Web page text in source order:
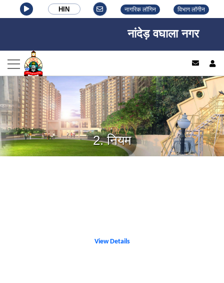
HIN नागरिक लॉगिन विभाग लॉगीन
नांदेड़ वघाला नगर
2. नियम
View Details